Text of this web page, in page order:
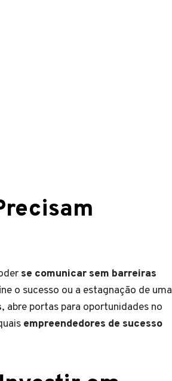
se comunicar sem barreiras
o sucesso ou a estagnação de uma
, abre portas para oportunidades no
empreendedores de sucesso